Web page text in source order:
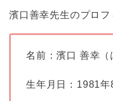
濱口善幸先生のプロフ
名前：濱口 善幸（
生年月日：1981年